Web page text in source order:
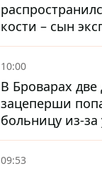
кости – сын
США
отца
10:00
В Броварах
зацеперши
больницу из-за
09:53